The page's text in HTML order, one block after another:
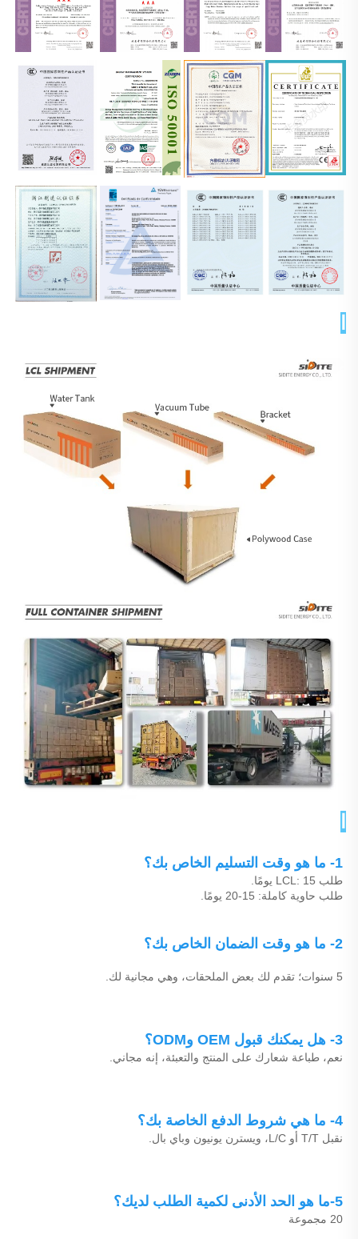
1- ما هو وقت التسليم الخاص بك؟
طلب LCL: 15 يومًا.
طلب حاوية كاملة: 15-20 يومًا.
2- ما هو وقت الضمان الخاص بك؟
5 سنوات؛ تقدم لك بعض الملحقات، وهي مجانية لك.
3- هل يمكنك قبول OEM وODM؟
نعم، طباعة شعارك على المنتج والتعبئة، إنه مجاني.
4- ما هي شروط الدفع الخاصة بك؟
نقبل T/T أو L/C، ويسترن يونيون وباي بال.
5-ما هو الحد الأدنى لكمية الطلب لديك؟
20 مجموعة